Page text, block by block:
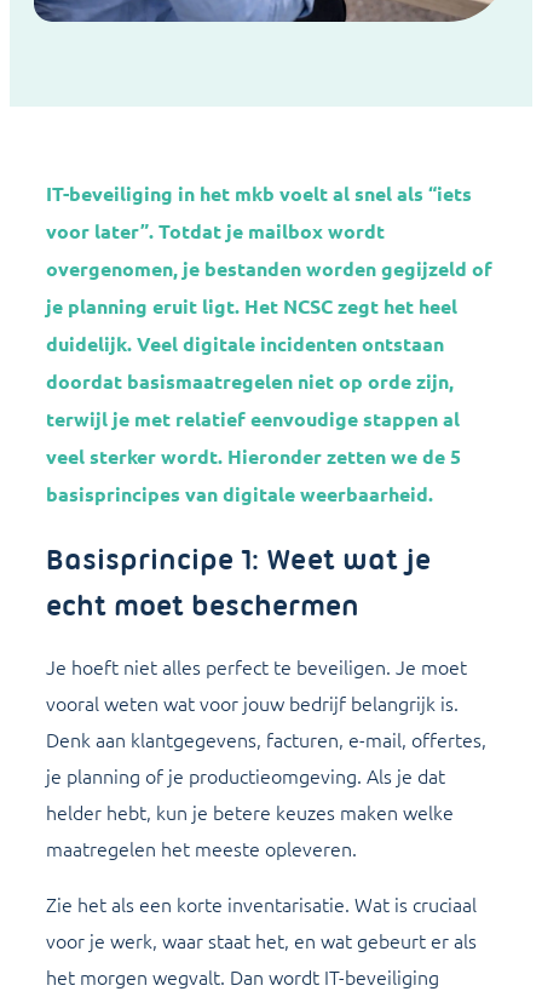
IT-beveiliging in het mkb voelt al snel als “iets
voor later”. Totdat je mailbox wordt
overgenomen, je bestanden worden gegijzeld of
je planning eruit ligt. Het NCSC zegt het heel
duidelijk. Veel digitale incidenten ontstaan
doordat basismaatregelen niet op orde zijn,
terwijl je met relatief eenvoudige stappen al
veel sterker wordt. Hieronder zetten we de 5
basisprincipes van digitale weerbaarheid.
Basisprincipe 1: Weet wat je
echt moet beschermen
Je hoeft niet alles perfect te beveiligen. Je moet
vooral weten wat voor jouw bedrijf belangrijk is.
Denk aan klantgegevens, facturen, e-mail, offertes,
je planning of je productieomgeving. Als je dat
helder hebt, kun je betere keuzes maken welke
maatregelen het meeste opleveren.
Zie het als een korte inventarisatie. Wat is cruciaal
voor je werk, waar staat het, en wat gebeurt er als
het morgen wegvalt. Dan wordt IT-beveiliging